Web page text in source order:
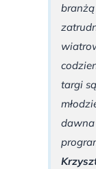
targi